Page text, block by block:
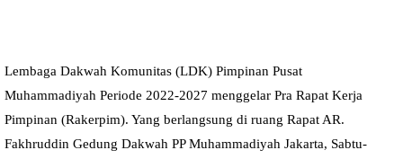
Lembaga Dakwah Komunitas (LDK) Pimpinan Pusat
Muhammadiyah Periode 2022-2027 menggelar Pra Rapat Kerja
Pimpinan (Rakerpim). Yang berlangsung di ruang Rapat AR.
Fakhruddin Gedung Dakwah PP Muhammadiyah Jakarta, Sabtu-